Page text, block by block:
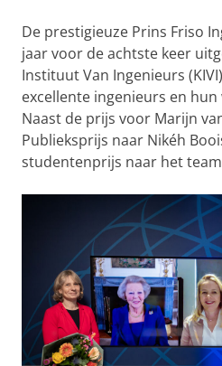
De prestigieuze Prins Friso
jaar voor de achtste keer
Instituut Van Ingenieurs
excellente ingenieurs en
Naast de prijs voor Marijn
Publieksprijs naar Nikéh
studentenprijs naar het